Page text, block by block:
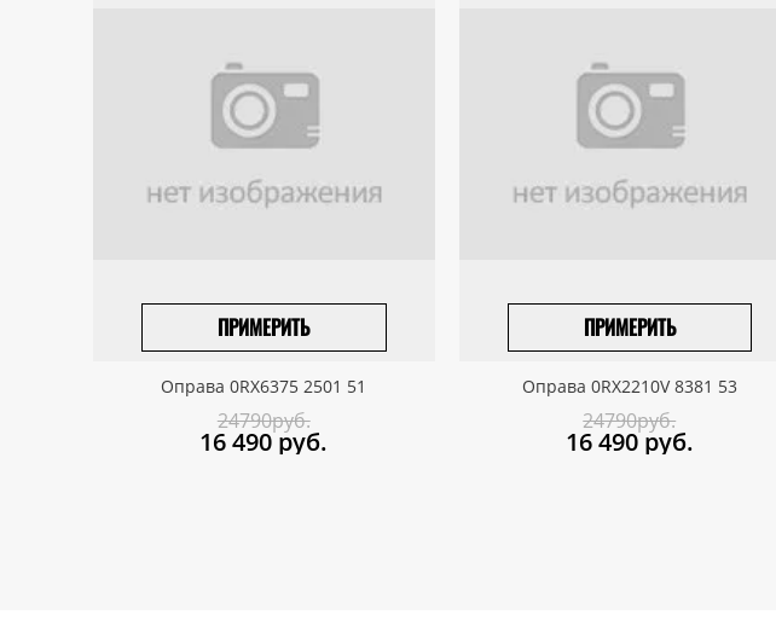
ПРИМЕРИТЬ
ПРИВЕЗТИ ПОД ЗАКАЗ
Оправа 0RX6375 2501 51
24790руб.
16 490 руб.
ПРИМЕРИТЬ
ПРИВЕЗТИ ПОД ЗАКАЗ
Оправа 0RX2210V 8381 53
24790руб.
16 490 руб.